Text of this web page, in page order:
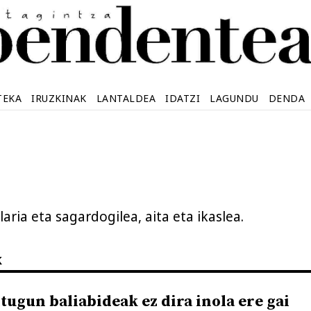
IRUZKINAK LANTALDEA IDATZI LAGUNDU DENDA
eta sagardogilea, aita eta ikaslea.
baliabideak ez dira inola ere gai